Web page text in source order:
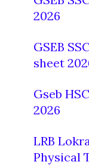
2026
GSEB
sheet
Gseb
2026
LRB
Physical